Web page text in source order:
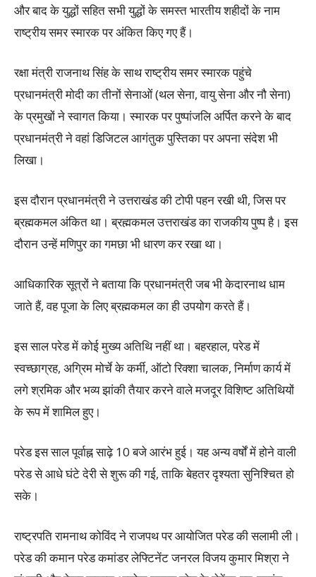
और बाद के युद्धों सहित सभी युद्धों के समस्त भारतीय शहीदों के नाम
राष्ट्रीय समर स्मारक पर अंकित किए गए हैं।
रक्षा मंत्री राजनाथ सिंह के साथ राष्ट्रीय समर स्मारक पहुंचे
प्रधानमंत्री मोदी का तीनों सेनाओं (थल सेना, वायु सेना और नौ सेना)
के प्रमुखों ने स्वागत किया। स्मारक पर पुष्पांजलि अर्पित करने के बाद
प्रधानमंत्री ने वहां डिजिटल आगंतुक पुस्तिका पर अपना संदेश भी
लिखा।
इस दौरान प्रधानमंत्री ने उत्तराखंड की टोपी पहन रखी थी, जिस पर
ब्रह्मकमल अंकित था। ब्रह्मकमल उत्तराखंड का राजकीय पुष्प है। इस
दौरान उन्हें मणिपुर का गमछा भी धारण कर रखा था।
आधिकारिक सूत्रों ने बताया कि प्रधानमंत्री जब भी केदारनाथ धाम
जाते हैं, वह पूजा के लिए ब्रह्मकमल का ही उपयोग करते हैं।
इस साल परेड में कोई मुख्य अतिथि नहीं था। बहरहाल, परेड में
स्वच्छाग्रह, अग्रिम मोर्चे के कर्मी, ऑटो रिक्शा चालक, निर्माण कार्य में
लगे श्रमिक और भव्य झांकी तैयार करने वाले मजदूर विशिष्ट अतिथियों
के रूप में शामिल हुए।
परेड इस साल पूर्वाह्न साढ़े 10 बजे आरंभ हुई। यह अन्य वर्षों में होने वाली
परेड से आधे घंटे देरी से शुरू की गई, ताकि बेहतर दृश्यता सुनिश्चित हो
सके।
राष्ट्रपति रामनाथ कोविंद ने राजपथ पर आयोजित परेड की सलामी ली।
परेड की कमान परेड कमांडर लेफ्टिनेंट जनरल विजय कुमार मिश्रा ने